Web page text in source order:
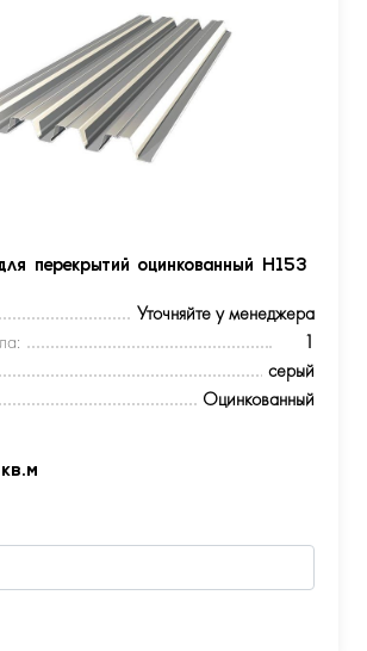
перекрытий оцинкованный Н153
Уточняйте у менеджера
1
серый
Оцинкованный